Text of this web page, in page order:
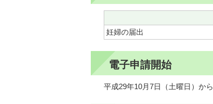
妊婦の届出
電子申請開始
平成29年10月7日（土曜日）から